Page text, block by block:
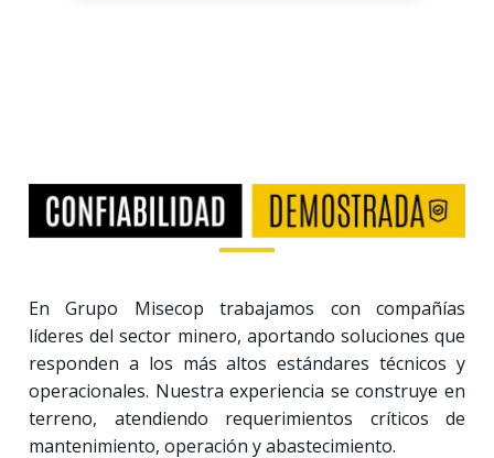
En Grupo Misecop trabajamos con compañías
líderes del sector minero, aportando soluciones que
responden a los más altos estándares técnicos y
operacionales. Nuestra experiencia se construye en
terreno, atendiendo requerimientos críticos de
mantenimiento, operación y abastecimiento.